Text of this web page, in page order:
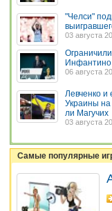
"Челси"
03 августа
Инфантино
06 августа
Левченко и
Украины на
ли Магучих
03 августа
Самые популярные